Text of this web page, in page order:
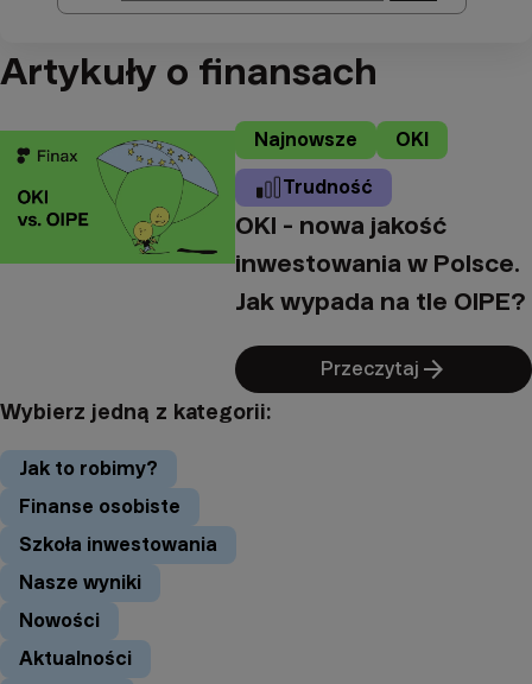
Artykuły o finansach
Najnowsze OKI
Trudność
OKI - nowa jakość
inwestowania w Polsce.
Jak wypada na tle OIPE?
Przeczytaj arrow_forward
Wybierz jedną z kategorii:
Jak to robimy?
Finanse osobiste
Szkoła inwestowania
Nasze wyniki
Nowości
Aktualności